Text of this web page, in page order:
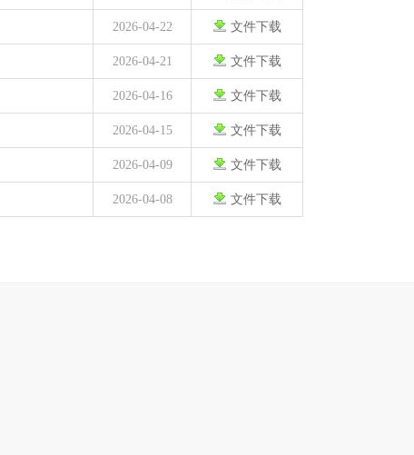
2026-04-22 文件下载
2026-04-21 文件下载
2026-04-16 文件下载
2026-04-15 文件下载
2026-04-09 文件下载
2026-04-08 文件下载